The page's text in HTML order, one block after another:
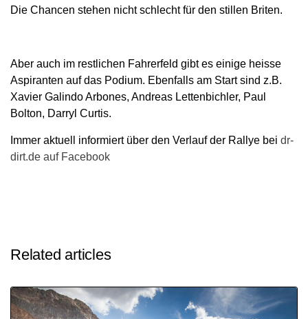
Die Chancen stehen nicht schlecht für den stillen Briten.
Aber auch im restlichen Fahrerfeld gibt es einige heisse
Aspiranten auf das Podium. Ebenfalls am Start sind z.B.
Xavier Galindo Arbones, Andreas Lettenbichler, Paul
Bolton, Darryl Curtis.
Immer aktuell informiert über den Verlauf der Rallye bei dr-
dirt.de auf Facebook
Related articles